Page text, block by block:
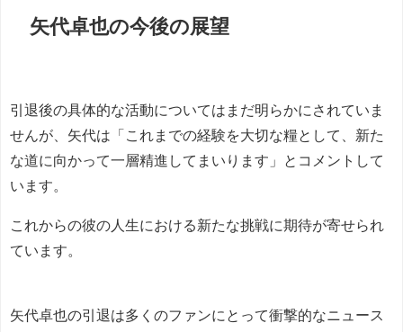
矢代卓也の今後の展望
引退後の具体的な活動についてはまだ明らかにされていま
せんが、矢代は「これまでの経験を大切な糧として、新た
な道に向かって一層精進してまいります」とコメントして
います。
これからの彼の人生における新たな挑戦に期待が寄せられ
ています。
矢代卓也の引退は多くのファンにとって衝撃的なニュース